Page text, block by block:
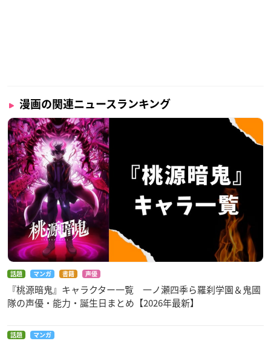
漫画の関連ニュースランキング
話題 マンガ 書籍 声優
『桃源暗鬼』キャラクター一覧 一ノ瀬四季ら羅刹学園＆鬼國
隊の声優・能力・誕生日まとめ【2026年最新】
話題 マンガ